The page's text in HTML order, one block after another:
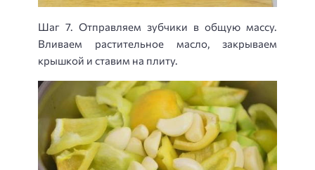
Шаг 7. Отправляем зубчики в общую массу.
Вливаем растительное масло, закрываем
крышкой и ставим на плиту.